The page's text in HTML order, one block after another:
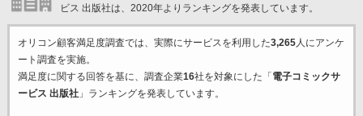
ビス 出版社は、2020年よりランキングを発表しています。
オリコン顧客満足度調査では、実際にサービスを利用した3,265人にアンケ
ート調査を実施。
満足度に関する回答を基に、調査企業16社を対象にした「 電子コミックサ
ービス 出版社」ランキングを発表しています。